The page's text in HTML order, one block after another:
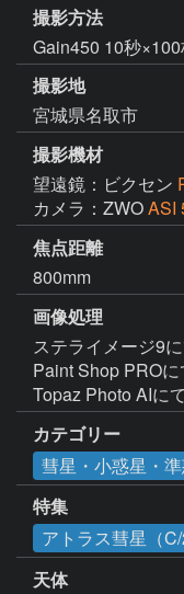
撮影方法
Gain450 10秒
撮影地
宮城県名取市
撮影機材
望遠鏡：ビクセン
カメラ：ZWOASI
焦点距離
800mm
画像処理
ステライメージ9
Paint Shop PRO
Topaz Photo AIに
カテゴリー
彗星・小惑星・
特集
アトラス彗星（C/
天体